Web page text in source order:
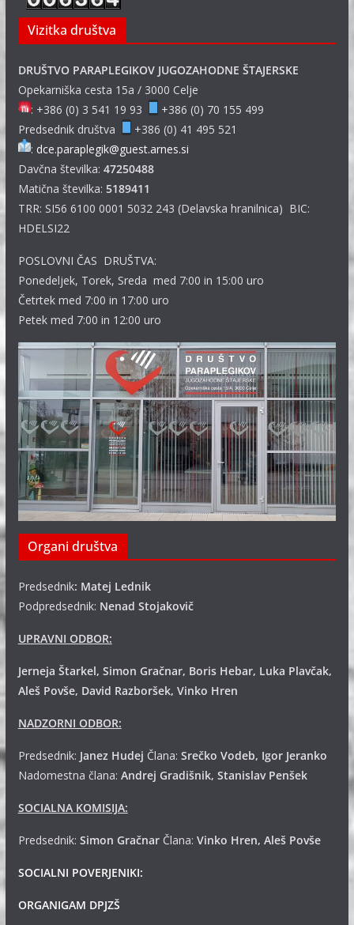
Vizitka društva
DRUŠTVO PARAPLEGIKOV JUGOZAHODNE ŠTAJERSKE
Opekarniška cesta 15a / 3000 Celje
: +386 (0) 3 541 19 93
+386 (0) 70 155 499
Predsednik društva
+386 (0) 41 495 521
: dce.paraplegik@guest.arnes.si
Davčna številka: 47250488
Matična številka: 5189411
TRR: SI56 6100 0001 5032 243 (Delavska hranilnica) BIC:
HDELSI22
POSLOVNI ČAS DRUŠTVA:
Ponedeljek, Torek, Sreda med 7:00 in 15:00 uro
Četrtek med 7:00 in 17:00 uro
Petek med 7:00 in 12:00 uro
Organi društva
Predsednik: Matej Lednik
Podpredsednik: Nenad Stojakovič
UPRAVNI ODBOR:
Jerneja Štarkel, Simon Gračnar, Boris Hebar, Luka Plavčak,
Aleš Povše, David Razboršek, Vinko Hren
NADZORNI ODBOR:
Predsednik: Janez Hudej Člana: Srečko Vodeb, Igor Jeranko
Nadomestna člana: Andrej Gradišnik, Stanislav Penšek
SOCIALNA KOMISIJA:
Predsednik: Simon GračnarČlana: Vinko Hren, Aleš Povše
SOCIALNI POVERJENIKI:
ORGANIGAM DPJZŠ